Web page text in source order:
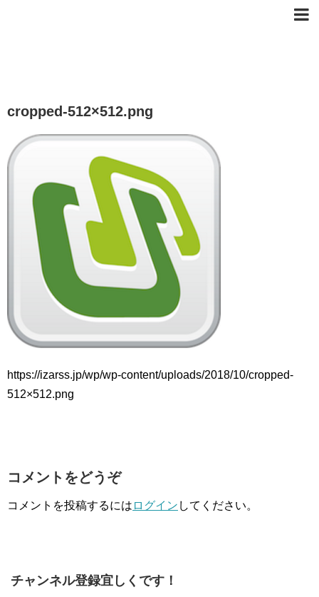
cropped-512×512.png
https://izarss.jp/wp/wp-content/uploads/2018/10/cropped-
512×512.png
コメントをどうぞ
コメントを投稿するには ログイン してください。
チャンネル登録宜しくです！